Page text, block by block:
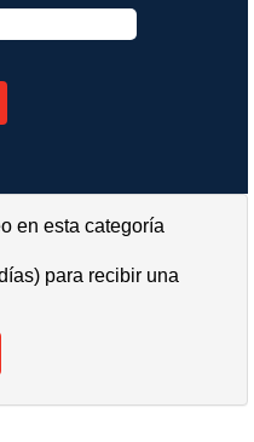
en esta categoría
para recibir una